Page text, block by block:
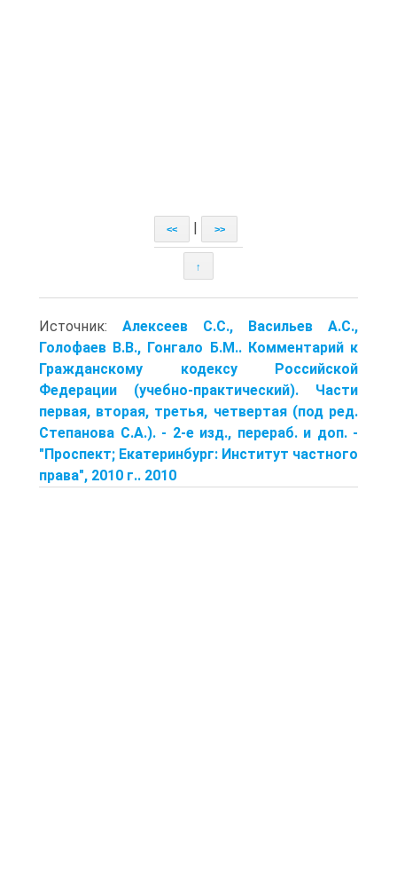
<< >>
↑
Источник: Алексеев С.С., Васильев А.С.,
Голофаев В.В., Гонгало Б.М.. Комментарий к
Гражданскому кодексу Российской
Федерации (учебно-практический). Части
первая, вторая, третья, четвертая (под ред.
Степанова С.А.). - 2-е изд., перераб. и доп. -
"Проспект; Екатеринбург: Институт частного
права", 2010 г.. 2010